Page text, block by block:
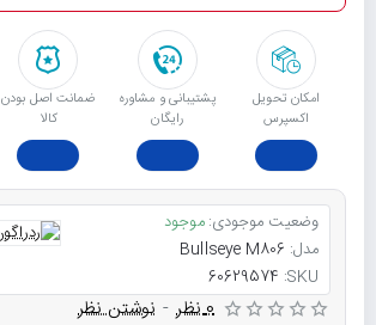
امکان تحویل
اکسپرس
پشتیبانی و مشاوره
رایگان
ﺿﻤﺎﻧﺖ اﺻﻞ ﺑﻮدن
ﮐﺎﻟﺎ
وضعیت موجودی:موجود
مدل: Bullseye M806
SKU:
60629574
0 نظر - نوشتن نظر